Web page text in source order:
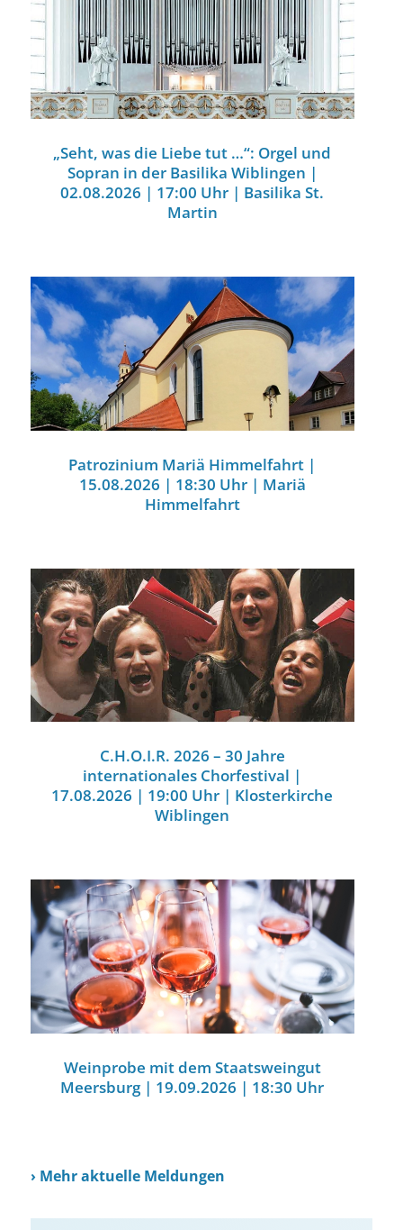
„Seht, was die Liebe tut …“: Orgel und
Sopran in der Basilika Wiblingen |
02.08.2026 | 17:00 Uhr | Basilika St.
Martin
Patrozinium Mariä Himmelfahrt |
15.08.2026 | 18:30 Uhr | Mariä
Himmelfahrt
C.H.O.I.R. 2026 – 30 Jahre
internationales Chorfestival |
17.08.2026 | 19:00 Uhr | Klosterkirche
Wiblingen
Weinprobe mit dem Staatsweingut
Meersburg | 19.09.2026 | 18:30 Uhr
› Mehr aktuelle Meldungen